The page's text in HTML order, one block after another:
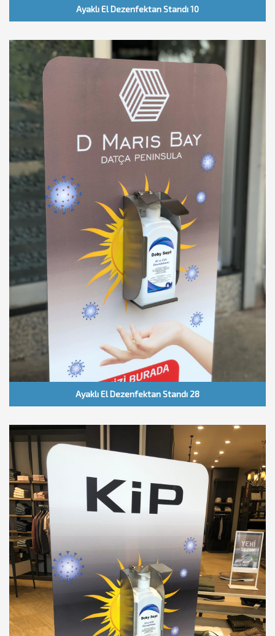
Ayaklı El Dezenfektan Standı 10
Ayaklı El Dezenfektan Standı 28